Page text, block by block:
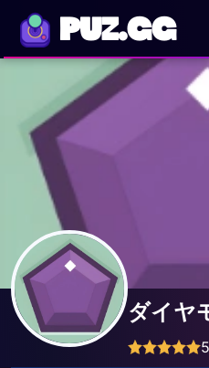
PUZ.GG
ダイヤ